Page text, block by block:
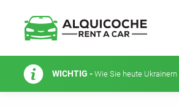
WICHTIG - Wie Sie heute